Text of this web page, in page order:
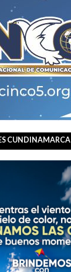
CUNDINAMARCA